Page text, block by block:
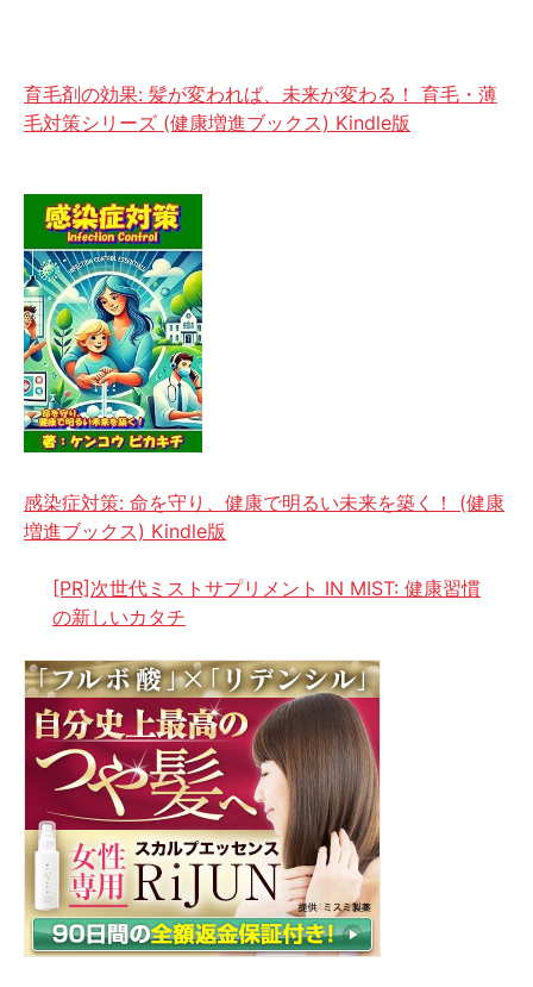
育毛剤の効果: 髪が変われば、未来が変わる！ 育毛・薄
毛対策シリーズ (健康増進ブックス) Kindle版
感染症対策: 命を守り、健康で明るい未来を築く！ (健康
増進ブックス) Kindle版
[PR]次世代ミストサプリメント IN MIST: 健康習慣
の新しいカタチ